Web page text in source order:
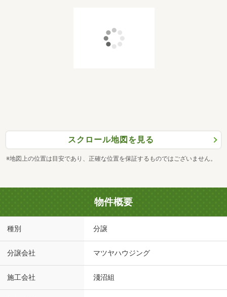
スクロール地図を見る
※地図上の位置は目安であり、正確な位置を保証するものではございません。
物件概要
種別 分譲
分譲会社 マツヤハウジング
施工会社 淺沼組